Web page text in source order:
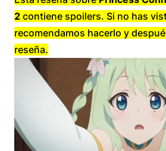
2 contiene spoilers. Si no has
recomendamos hacerlo y
reseña.